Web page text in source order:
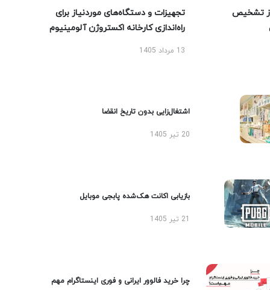
تشخیص
تجهیزات و دستگاه‌های موردنیاز برای
راه‌اندازی کارخانه اکستروژن آلومینیوم
13 مرداد 1405
اشتغال‌زایی بدون تاریخ انقضا
20 تیر 1405
بازیابی اکانت هک‌شده پابجی موبایل
چرا خرید فالوور ایرانی و فوری اینستاگرام مهم